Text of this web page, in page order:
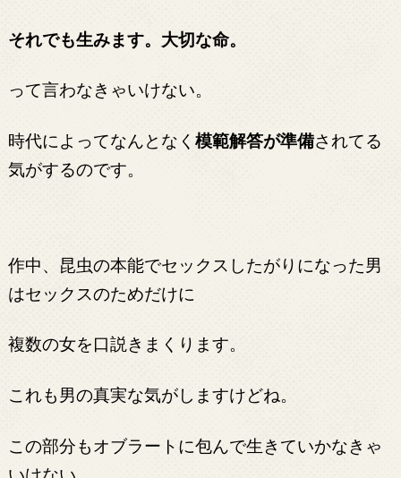
それでも生みます。大切な命。
って言わなきゃいけない。
時代によってなんとなく 模範解答が準備されてる
気がするのです。
作中、昆虫の本能でセックスしたがりになった男
はセックスのためだけに
複数の女を口説きまくります。
これも男の真実な気がしますけどね。
この部分もオブラートに包んで生きていかなきゃ
いけない。